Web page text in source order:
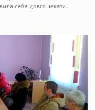
себе довго чекати.